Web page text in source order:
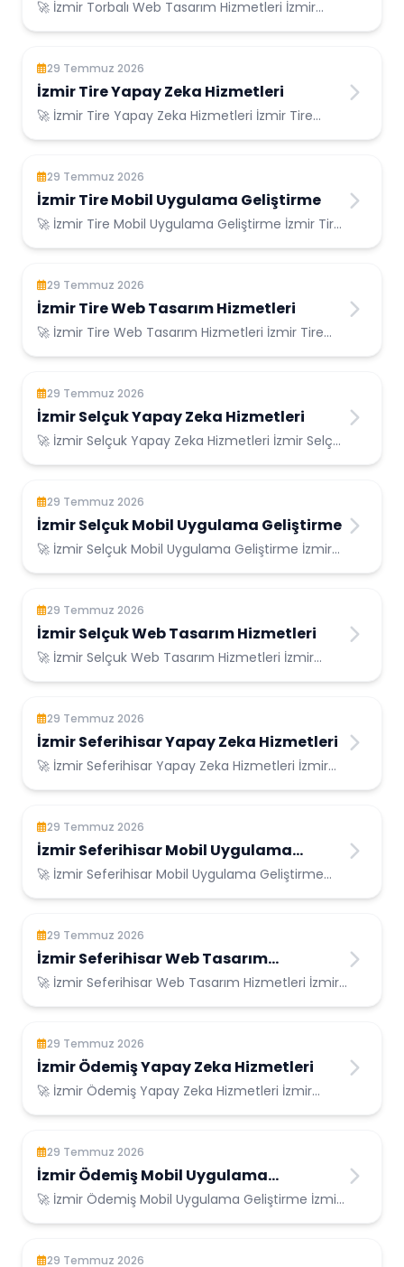
🚀 İzmir Torbalı Web Tasarım Hizmetleri İzmir
29 Temmuz 2026
İzmir Tire Yapay Zeka Hizmetleri
🚀 İzmir Tire Yapay Zeka Hizmetleri İzmir Tire
29 Temmuz 2026
İzmir Tire Mobil Uygulama Geliştirme
🚀 İzmir Tire Mobil Uygulama Geliştirme İzmir Tire
29 Temmuz 2026
İzmir Tire Web Tasarım Hizmetleri
🚀 İzmir Tire Web Tasarım Hizmetleri İzmir Tire
29 Temmuz 2026
İzmir Selçuk Yapay Zeka Hizmetleri
🚀 İzmir Selçuk Yapay Zeka Hizmetleri İzmir Selçuk
29 Temmuz 2026
İzmir Selçuk Mobil Uygulama Geliştirme
🚀 İzmir Selçuk Mobil Uygulama Geliştirme İzmir
29 Temmuz 2026
İzmir Selçuk Web Tasarım Hizmetleri
🚀 İzmir Selçuk Web Tasarım Hizmetleri İzmir
29 Temmuz 2026
İzmir Seferihisar Yapay Zeka Hizmetleri
🚀 İzmir Seferihisar Yapay Zeka Hizmetleri İzmir
29 Temmuz 2026
İzmir Seferihisar Mobil Uygulama
Geliştirme
🚀 İzmir Seferihisar Mobil Uygulama Geliştirme
29 Temmuz 2026
İzmir Seferihisar Web Tasarım
Hizmetleri
🚀 İzmir Seferihisar Web Tasarım Hizmetleri İzmir
29 Temmuz 2026
İzmir Ödemiş Yapay Zeka Hizmetleri
🚀 İzmir Ödemiş Yapay Zeka Hizmetleri İzmir
29 Temmuz 2026
İzmir Ödemiş Mobil Uygulama
Geliştirme
🚀 İzmir Ödemiş Mobil Uygulama Geliştirme İzmir
29 Temmuz 2026